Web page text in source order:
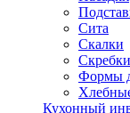
Сита
Скалки
Скребки
Формы
Кухонный